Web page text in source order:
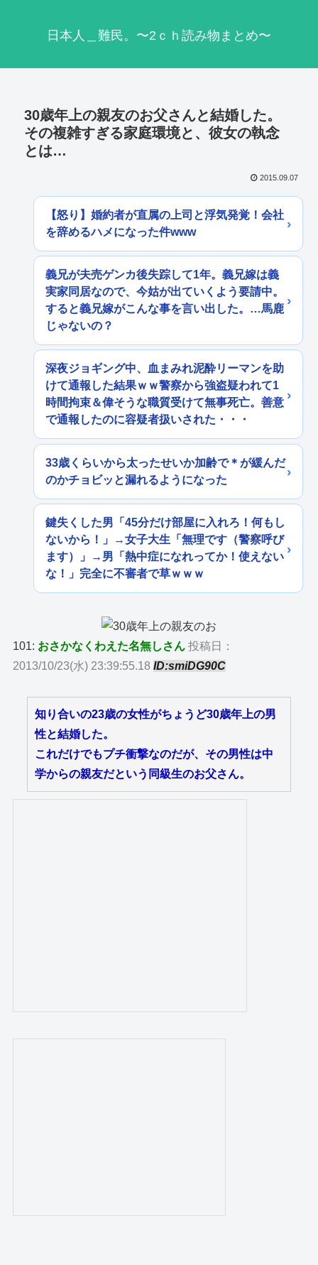
日本人＿難民。〜2ｃｈ読み物まとめ〜
30歳年上の親友のお父さんと結婚した。
その複雑すぎる家庭環境と、彼女の執念
とは…
2015.09.07
【怒り】婚約者が直属の上司と浮気発覚！会社
を辞めるハメになった件www
義兄が夫売ゲンカ後失踪して1年。義兄嫁は義
実家同居なので、今姑が出ていくよう要請中。
すると義兄嫁がこんな事を言い出した。…馬鹿
じゃないの？
深夜ジョギング中、血まみれ泥酔リーマンを助
けて通報した結果ｗｗ警察から強盗疑われて1
時間拘束＆偉そうな職質受けて無事死亡。善意
で通報したのに容疑者扱いされた・・・
33歳くらいから太ったせいか加齢で＊が緩んだ
のかチョビッと漏れるようになった
鍵失くした男「45分だけ部屋に入れろ！何もし
ないから！」→女子大生「無理です（警察呼び
ます）」→男「熱中症になれってか！使えない
な！」完全に不審者で草ｗｗｗ
101: おさかなくわえた名無しさん 投稿日：
2013/10/23(水) 23:39:55.18ID:smiDG90C
知り合いの23歳の女性がちょうど30歳年上の男
性と結婚した。
これだけでもプチ衝撃なのだが、その男性は中
学からの親友だという同級生のお父さん。